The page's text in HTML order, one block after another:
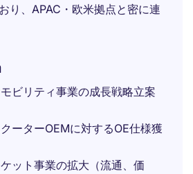
り、APAC・欧米拠点と密に連
ビリティ事業の成長戦略立案
ーターOEMに対するOE仕様獲
ット事業の拡大（流通、価